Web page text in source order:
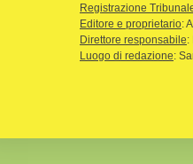
Registrazione
Editore e proprietario:
Direttore responsabile:
Luogo di redazione: